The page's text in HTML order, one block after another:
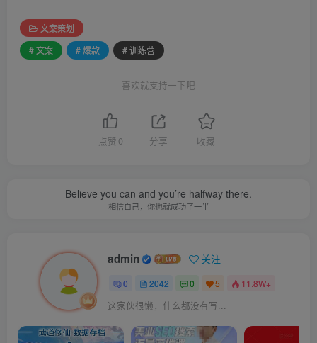
文案策划
# 文案
# 爆款 # 训练营
喜欢就支持一下吧
点赞 0 分享 收藏
Believe you can and you’re halfway there.
相信自己，你也就成功了一半
admin 关注
0 2042 0 5 11.8W+
这家伙很懒，什么都没有写...